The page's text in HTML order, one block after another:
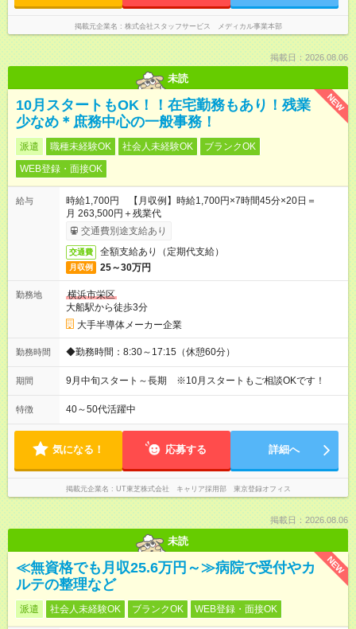
掲載元企業名 株式会社スタッフサービス メディカル事業本部
掲載日：2026.08.06
未読
NEW
10月スタートもOK！！在宅勤務もあり！残業
少なめ＊庶務中心の一般事務！
派遣 職種未経験OK 社会人未経験OK
ブランクOK
WEB登録・面接OK
給与
時給1,700円 【月収例】時給1,700円×7時間45分×20日＝
月 263,500円＋残業代
交通費別途支給あり
交通費 全額支給あり（定期代支給）
月収例 25～30万円
勤務地
横浜市栄区
大船駅から徒歩3分
大手半導体メーカー企業
勤務時間 ◆勤務時間：8:30～17:15（休憩60分）
期間 9月中旬スタート～長期 ※10月スタートもご相談OKです！
特徴 40～50代活躍中
気になる！ 応募する 詳細へ
掲載元企業名 UT東芝株式会社 キャリア採用部 東京登録オフィス
掲載日：2026.08.06
未読
NEW
≪無資格でも月収25.6万円～≫病院で受付やカ
ルテの整理など
派遣 社会人未経験OK ブランクOK WEB登録・面接OK